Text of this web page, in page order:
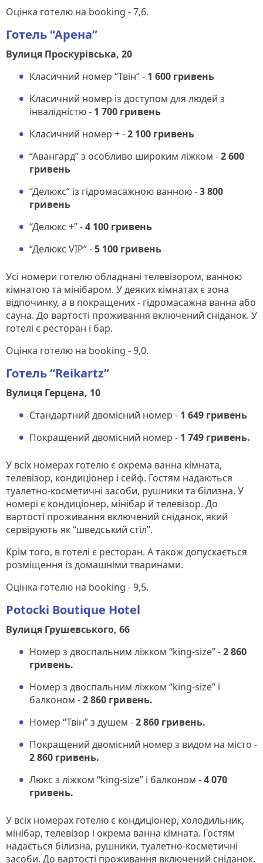
Оцінка готелю на booking - 7,6.
Готель “Арена”
Вулиця Проскурівська, 20
Класичний номер “Твін” - 1 600 гривень
Класичний номер із доступом для людей з
інвалідністю - 1 700 гривень
Класичний номер + -2 100 гривень
“Авангард” з особливо широким ліжком -2 600
гривень
“Делюкс” із гідромасажною ванною -3 800
гривень
“Делюкс +” -4 100 гривень
“Делюкс VIP” -5 100 гривень
Усі номери готелю обладнані телевізором, ванною
кімнатою та мінібаром. У деяких кімнатах є зона
відпочинку, а в покращених - гідромасажна ванна або
сауна. До вартості проживання включений сніданок. У
готелі є ресторан і бар.
Оцінка готелю на booking - 9,0.
Готель “Reikartz”
Вулиця Герцена, 10
Стандартний двомісний номер - 1 649 гривень
Покращений двомісний номер - 1 749 гривень.
У всіх номерах готелю є окрема ванна кімната,
телевізор, кондиціонер і сейф. Гостям надаються
туалетно-косметичні засоби, рушники та білизна. У
номері є кондиціонер, мінібар й телевізор. До
вартості проживання включений сніданок, який
сервірують як “шведський стіл”.
Крім того, в готелі є ресторан. А також допускається
розміщення із домашніми тваринами.
Оцінка готелю на booking - 9,5.
Potocki Boutique Hotel
Вулиця Грушевського, 66
Номер з двоспальним ліжком “king-size” -2 860
гривень.
Номер з двоспальним ліжком “king-size” і
балконом -2 860 гривень.
Номер “Твін” з душем -2 860 гривень.
Покращений двомісний номер з видом на місто -
2 860 гривень.
Люкс з ліжком “king-size” і балконом -4 070
гривень.
У всіх номерах готелю є кондиціонер, холодильник,
мінібар, телевізор і окрема ванна кімната. Гостям
надається білизна, рушники, туалетно-косметичні
засоби. До вартості проживання включений сніданок.